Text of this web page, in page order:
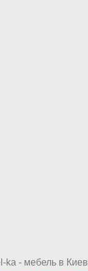
- мебель в